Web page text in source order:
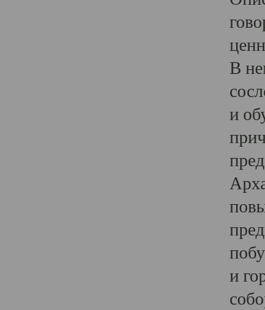
В
и
и